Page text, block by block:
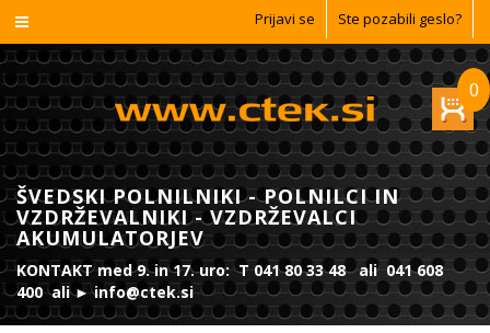
Prijavi se Ste pozabili geslo?
0
ŠVEDSKI POLNILNIKI - POLNILCI IN
VZDRŽEVALNIKI - VZDRŽEVALCI
AKUMULATORJEV
KONTAKT med 9. in 17. uro: T 041 80 33 48 ali 041 608
400 ali ► info@ctek.si